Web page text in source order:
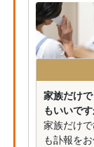
家族だけ
もいいです
家族だけ
も訃報を